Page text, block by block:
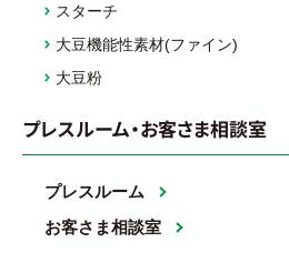
スターチ
大豆機能性素材(ファイン)
大豆粉
プレスルーム・お客さま相談室
プレスルーム
お客さま相談室